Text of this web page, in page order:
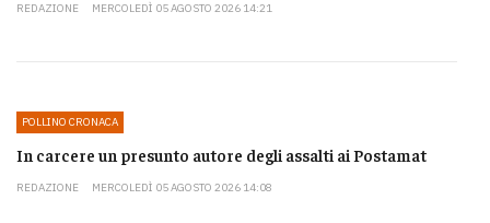
REDAZIONE MERCOLEDÌ 05 AGOSTO 2026 14:21
POLLINO CRONACA
In carcere un presunto autore degli assalti ai Postamat
REDAZIONE MERCOLEDÌ 05 AGOSTO 2026 14:08